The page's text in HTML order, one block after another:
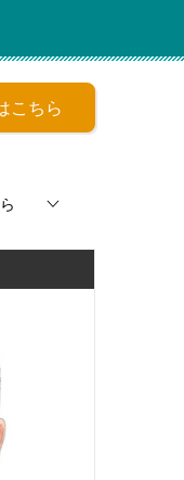
こちら